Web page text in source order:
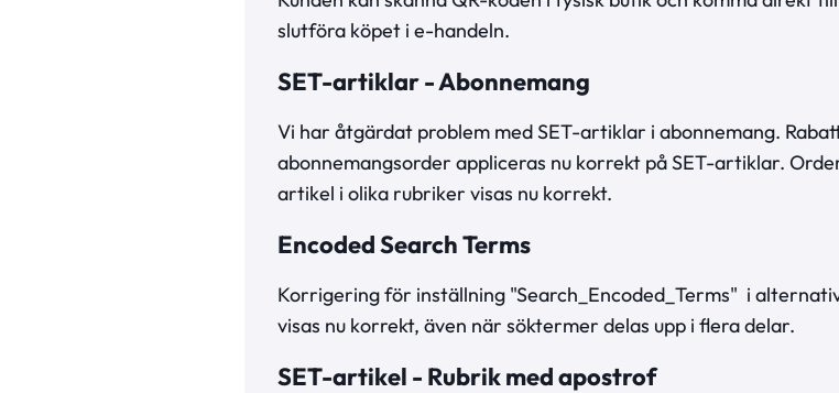
slutföra köpet i e-handeln.
SET-artiklar - Abonnemang
Vi har åtgärdat problem med SET-artiklar i abonnemang.
abonnemangsorder appliceras nu korrekt på SET-artiklar.
artikel i olika rubriker visas nu korrekt.
Encoded Search Terms
Korrigering för inställning "Search_Encoded_Terms" i
visas nu korrekt, även när söktermer delas upp i flera delar.
SET-artikel - Rubrik med apostrof